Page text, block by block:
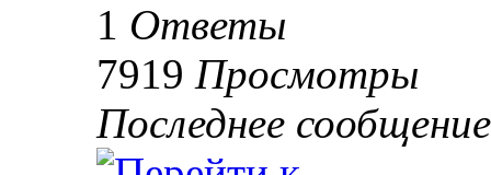
1 Ответы
7919 Просмотры
Последнее